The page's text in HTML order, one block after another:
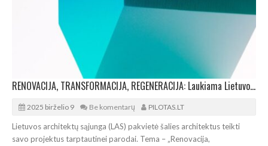
RENOVACIJA, TRANSFORMACIJA, REGENERACIJA: Laukiama Lietuvos architektų paraiškų parodai
2025 birželio 9 Be komentarų PILOTAS.LT
Lietuvos architektų sąjunga (LAS) pakvietė šalies architektus teikti
savo projektus tarptautinei parodai. Tema – „Renovacija,